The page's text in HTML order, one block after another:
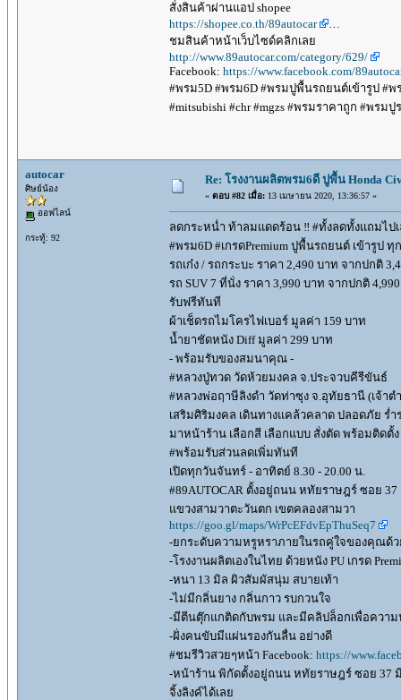
สั่งสินค้าผ่านแอป shopee
https://shopee.co.th/89autocar
…
ชมสินค้าหน้าเว็บไซด์คลิกเลย
http://www.89autocar.com/category/629/
Facebook: https://www.facebook.com/
#พรม5D #พรม6D #พรมปูพื้นรถยนต์เข้ารูป #พร
#mitsubishi #chr #mgzs #พรมราคาถูก #พรม
autocar
ศิษย์น้อง
ออฟไลน์
กระทู้: 92
Re: โรงงานผลิตพรม6ดี ปูพื้น Honda
« ตอบ #82 เมื่อ: 13 เมษายน 2020, 13:36:57 »
ลดกระหน่ำ ท้าลมแดดร้อน ‼️ #ทั้งลดทั้งแถมไป
#พรม6D #เกรดPremium ปูพื้นรถยนต์ เข้ารูป ทุ
รถเก๋ง / รถกระบะ ราคา 2,490 บาท จากปกติ
รถ SUV 7 ที่นั่ง ราคา 3,990 บาท จากปกติ
รับฟรีทันที
ผ้าเช็ดรถไมโครไฟเบอร์ มูลค่า 159 บาท
น้ำยาชัดหนัง Diff มูลค่า 299 บาท
- พร้อมรับของสมนาคุณ -
#หลวงปู่ทวด วัดห้วยมงคล จ.ประจวบคีรีขันธ์
#หลวงพ่อฤาษีลิงดำ วัดท่าซุง จ.อุทัยธานี (เจ้าต
เสริมศิริมงคล เดินทางแคล้วคลาด ปลอดภัย ร่ำ
มาหน้าร้าน เลือกสี เลือกแบบ สั่งตัด พร้อมติดตั้ง
#พร้อมรับส่วนลดเพิ่มทันที
เปิดทุกวันจันทร์ - อาทิตย์ 8.30 - 20.00 น.
#89AUTOCAR ตั้งอยู่ถนน หทัยราษฎร์ ซอย 37
แขวงสามวาตะวันตก เขตคลองสามวา
https://goo.gl/maps/WrPcEFdvEpThuSeq7
-ยกระดับความหรูหราภายในรถคู่ใจของคุณด้ว
-โรงงานผลิตเองในไทย ด้วยหนัง PU เกรด
-หนา 13 มิล ผิวสัมผัสนุ่ม สบายเท้า
-ไม่มีกลิ่นยาง กลิ่นกาว รบกวนใจ
-มีตีนตุ๊กแกติดกับพรม และมีคลิปล็อกเพื่อควา
-ฝั่งคนขับมีแผ่นรองกันลื่น อย่างดี
#ชมรีวิวสวยๆหน้า Facebook: https://
-หน้าร้าน พิกัดตั้งอยู่ถนน หทัยราษฎร์ ซอย 37
จิ้งลิงค์ได้เลย